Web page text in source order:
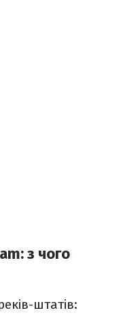
з чого
штатів: